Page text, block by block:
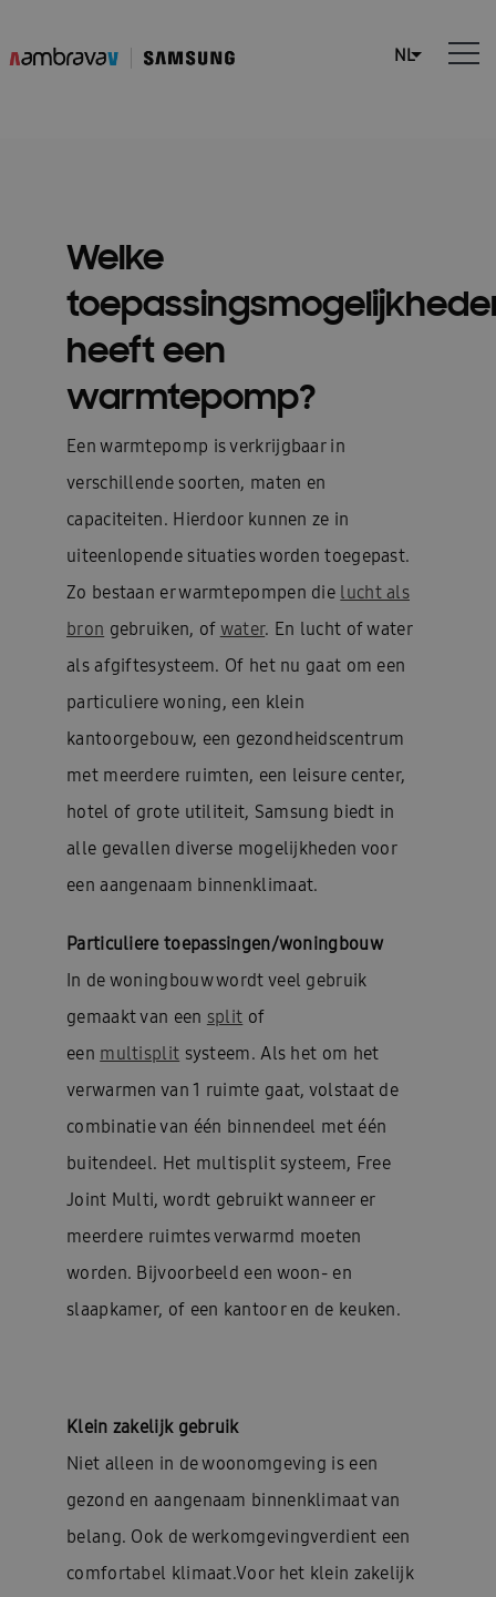
Welke
heeft een
warmtepomp?
Een warmtepomp is verkrijgbaar in
verschillende soorten, maten en
capaciteiten. Hierdoor kunnen ze in
uiteenlopende situaties worden toegepast.
Zo bestaan er warmtepompen die lucht als
bron gebruiken, ofwater. En lucht of water
als afgiftesysteem. Of het nu gaat om een
particuliere woning, een klein
kantoorgebouw, een gezondheidscentrum
met meerdere ruimten, een leisure center,
hotel of grote utiliteit, Samsung biedt in
alle gevallen diverse mogelijkheden voor
een aangenaam binnenklimaat.
Particuliere toepassingen/woningbouw
In de woningbouw wordt veel gebruik
gemaakt van een split of
een multisplit systeem. Als het om het
verwarmen van 1 ruimte gaat, volstaat de
combinatie van één binnendeel met één
buitendeel. Het multisplit systeem, Free
Joint Multi, wordt gebruikt wanneer er
meerdere ruimtes verwarmd moeten
worden. Bijvoorbeeld een woon- en
slaapkamer, of een kantoor en de keuken.
Klein zakelijk gebruik
Niet alleen in de woonomgeving is een
gezond en aangenaam binnenklimaat van
belang. Ook de werkomgevingverdient een
comfortabel klimaat.Voor het klein zakelijk